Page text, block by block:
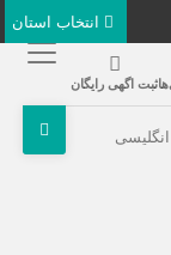
ثبت اگهی رایگان